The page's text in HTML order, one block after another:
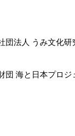
法人 うみ文化研
海と日本プロジ